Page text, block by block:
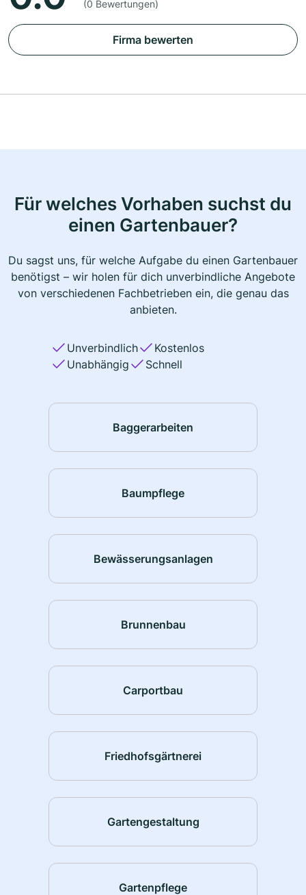
(0 Bewertungen)
Firma bewerten
Für welches Vorhaben suchst du
einen Gartenbauer?
Du sagst uns, für welche Aufgabe du einen Gartenbauer
benötigst – wir holen für dich unverbindliche Angebote
von verschiedenen Fachbetrieben ein, die genau das
anbieten.
Unverbindlich
Kostenlos
Unabhängig
Schnell
Baggerarbeiten
Baumpflege
Bewässerungsanlagen
Brunnenbau
Carportbau
Friedhofsgärtnerei
Gartengestaltung
Gartenpflege